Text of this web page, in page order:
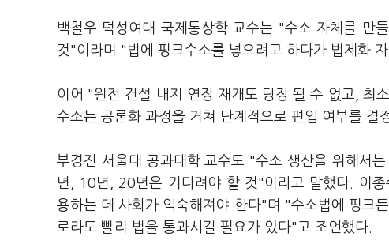
백철우 덕성여대 국제통상학 교수는 "수소 자체를 만
것"이라며 "법에 핑크수소를 넣으려고 하다가 법제화
이어 "원전 건설 내지 연장 재개도 당장 될 수 없고, 최
수소는 공론화 과정을 거쳐 단계적으로 편입 여부를 결
부경진 서울대 공과대학 교수도 "수소 생산을 위해서
년, 10년, 20년은 기다려야 할 것"이라고 말했다. 이
용하는 데 사회가 익숙해져야 한다"며 "수소법에 핑크
로라도 빨리 법을 통과시킬 필요가 있다"고 조언했다.